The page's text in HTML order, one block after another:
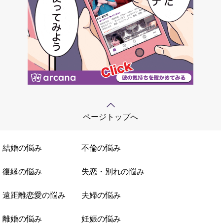
ページトップへ
結婚の悩み 不倫の悩み
復縁の悩み 失恋・別れの悩み
遠距離恋愛の悩み 夫婦の悩み
離婚の悩み 妊娠の悩み